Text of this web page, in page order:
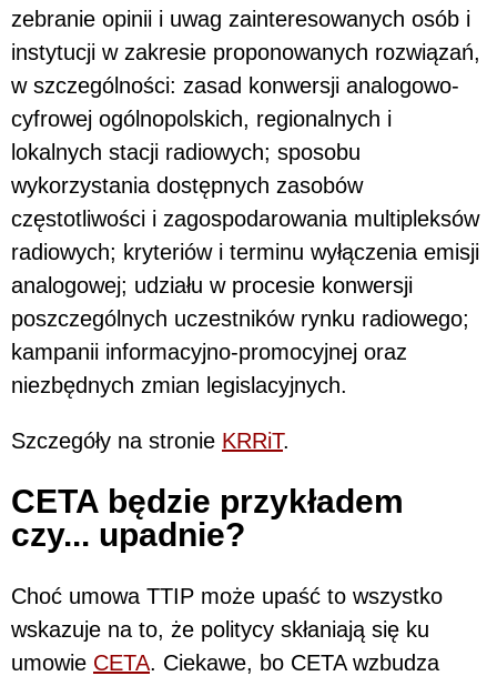
zebranie opinii i uwag zainteresowanych osób i
instytucji w zakresie proponowanych rozwiązań,
w szczególności: zasad konwersji analogowo-
cyfrowej ogólnopolskich, regionalnych i
lokalnych stacji radiowych; sposobu
wykorzystania dostępnych zasobów
częstotliwości i zagospodarowania multipleksów
radiowych; kryteriów i terminu wyłączenia emisji
analogowej; udziału w procesie konwersji
poszczególnych uczestników rynku radiowego;
kampanii informacyjno-promocyjnej oraz
niezbędnych zmian legislacyjnych.
Szczegóły na stronie KRRiT.
CETA będzie przykładem
czy... upadnie?
Choć umowa TTIP może upaść to wszystko
wskazuje na to, że politycy skłaniają się ku
umowie CETA. Ciekawe, bo CETA wzbudza